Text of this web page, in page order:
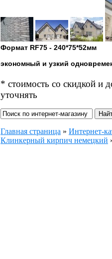
Формат RF75 - 240*75*52мм
экономный и узкий
* стоимость со скидкой и
уточнять
Главная страница » Интернет-
Клинкерный кирпич немецкий